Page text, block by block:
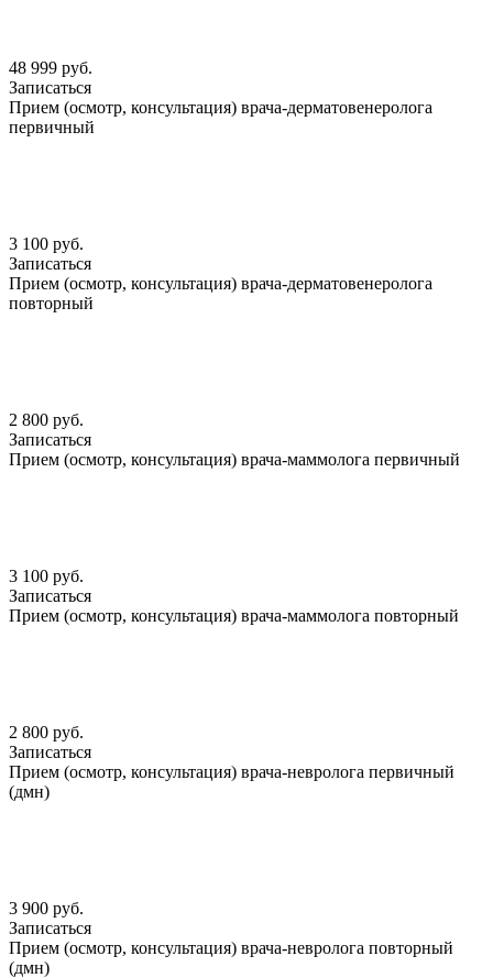
48 999 руб.
Записаться
Прием (осмотр, консультация) врача-дерматовенеролога
первичный
3 100 руб.
Записаться
Прием (осмотр, консультация) врача-дерматовенеролога
повторный
2 800 руб.
Записаться
Прием (осмотр, консультация) врача-маммолога первичный
3 100 руб.
Записаться
Прием (осмотр, консультация) врача-маммолога повторный
2 800 руб.
Записаться
Прием (осмотр, консультация) врача-невролога первичный
(дмн)
3 900 руб.
Записаться
Прием (осмотр, консультация) врача-невролога повторный
(дмн)